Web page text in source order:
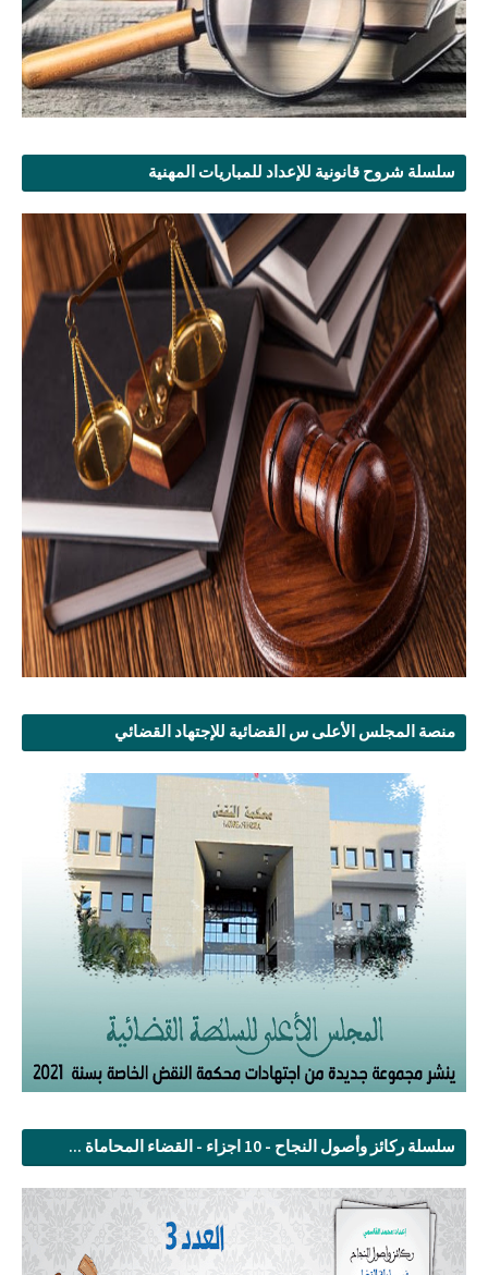
سلسلة شروح قانونية للإعداد للمباريات المهنية
منصة المجلس الأعلى س القضائية للإجتهاد القضائي
سلسلة ركائز وأصول النجاح - 10 اجزاء - القضاء المحاماة ...